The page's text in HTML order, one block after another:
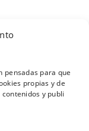
pensadas para que
propias y de
y publi